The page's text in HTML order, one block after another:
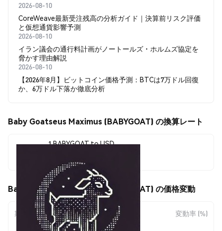
2026-08-10
CoreWeave最新受注残高の分析ガイド｜決算前リスク評価
と仮想通貨影響予測
2026-08-10
イラン議会の通行料計画がノートールズ・ホルムズ協定を
脅かす理由解説
2026-08-10
【2026年8月】ビットコイン価格予測：BTCは7万ドル回復
か、6万ドル下落か徹底分析
Baby Goatseus Maximus (BABYGOAT) の換算レート
1 BABYGOAT to USD
$0.000012
Baby Goatseus Maximus (BABYGOAT) の価格変動
期間 金額変動 変動率 (%)